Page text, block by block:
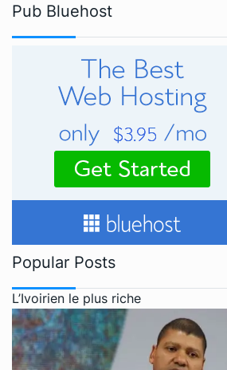
Pub Bluehost
Popular Posts
L’Ivoirien le plus riche